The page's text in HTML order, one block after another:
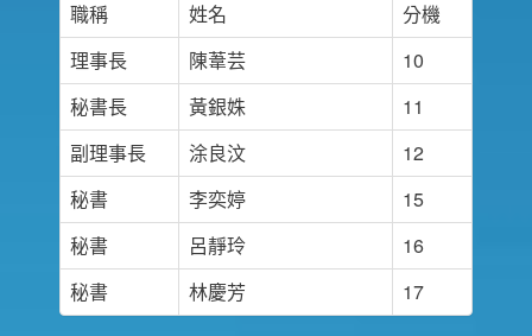
職稱
姓名
分機
理事長
陳葦芸
10
秘書長
黃銀姝
11
副理事長
涂良汶
12
秘書
李奕婷
15
秘書
呂靜玲
16
秘書
林慶芳 17